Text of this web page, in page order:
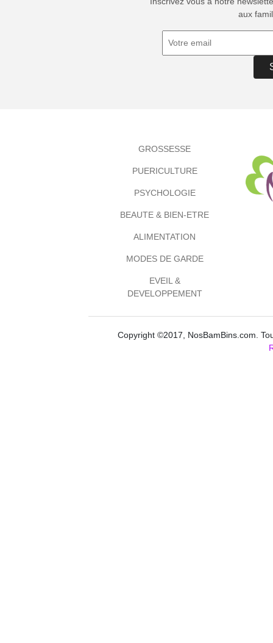
aux
GROSSESSE
PUERICULTURE
PSYCHOLOGIE
BEAUTE & BIEN-ETRE
ALIMENTATION
MODES DE GARDE
EVEIL &
DEVELOPPEMENT
Copyright ©2017, NosBamBins.com.